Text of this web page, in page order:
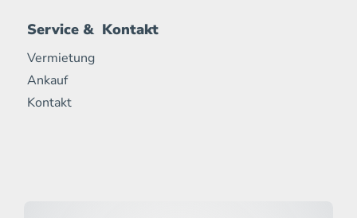
Service & Kontakt
Vermietung
Ankauf
Kontakt